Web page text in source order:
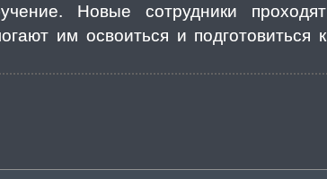
Новые сотрудники проходят
им освоиться и подготовиться к